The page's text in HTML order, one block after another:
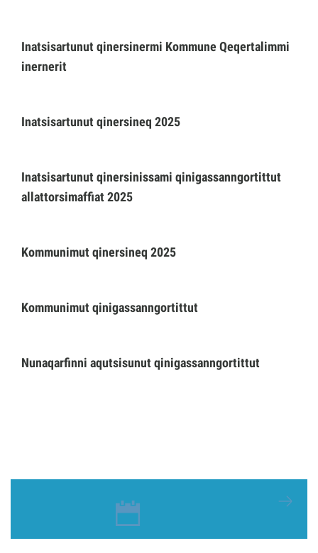
Imminut kiffartuunneq
Piffissamik inniminniineq
Inatsisartunut qinersinermi Kommune Qeqertalimmi
inernerit
Inatsisartunut qinersineq 2025
Inatsisartunut qinersinissami qinigassanngortittut
allattorsimaffiat 2025
Kommunimut qinersineq 2025
Kommunimut qinigassanngortittut
Nunaqarfinni aqutsisunut qinigassanngortittut